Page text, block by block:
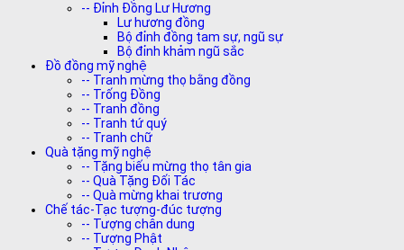
-- Đỉnh Đồng Lư Hương
Lư hương đồng
Bộ đỉnh đồng tam sự, ngũ sự
Bộ đỉnh khảm ngũ sắc
Đồ đồng mỹ nghệ
-- Tranh mừng thọ bằng đồng
-- Trống Đồng
-- Tranh đồng
-- Tranh tứ quý
-- Tranh chữ
Quà tặng mỹ nghệ
-- Tặng biếu mừng thọ tân gia
-- Quà Tặng Đối Tác
-- Quà mừng khai trương
Chế tác-Tạc tượng-đúc tượng
-- Tượng chân dung
-- Tượng Phật